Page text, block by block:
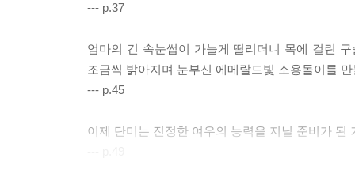
--- p.37
엄마의 긴 속눈썹이 가늘게 떨리더니 목에 걸린
조금씩 밝아지며 눈부신 에메랄드빛 소용돌이를
--- p.45
이제 단미는 진정한 여우의 능력을 지닐 준비가 된